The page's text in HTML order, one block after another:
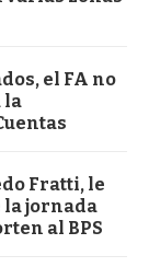
el FA no
la
Fratti, le
la jornada
al BPS